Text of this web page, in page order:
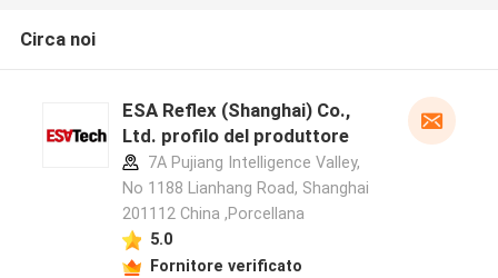
Circa noi
ESA Reflex (Shanghai) Co.,
Ltd. profilo del produttore
7A Pujiang Intelligence Valley,
No 1188 Lianhang Road, Shanghai
201112 China ,Porcellana
5.0
Fornitore verificato